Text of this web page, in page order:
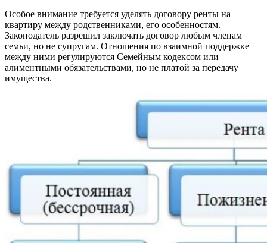
Особое внимание требуется уделять договору ренты на
квартиру между родственниками, его особенностям.
Законодатель разрешил заключать договор любым членам
семьи, но не супругам. Отношения по взаимной поддержке
между ними регулируются Семейным кодексом или
алиментными обязательствами, но не платой за передачу
имущества.